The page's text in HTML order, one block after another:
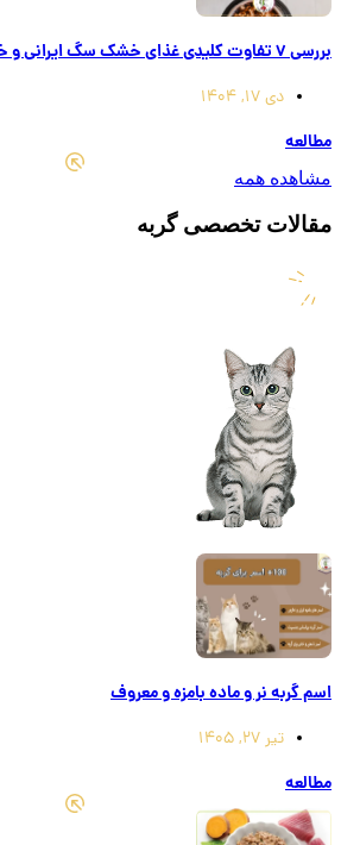
بررسی 7 تفاوت کلیدی غذای خشک سگ ایرانی و خارجی
دی 17, 1404
مطالعه
مشاهده همه
مقالات تخصصی گربه
اسم گربه نر و ماده بامزه و معروف
تیر 27, 1405
مطالعه